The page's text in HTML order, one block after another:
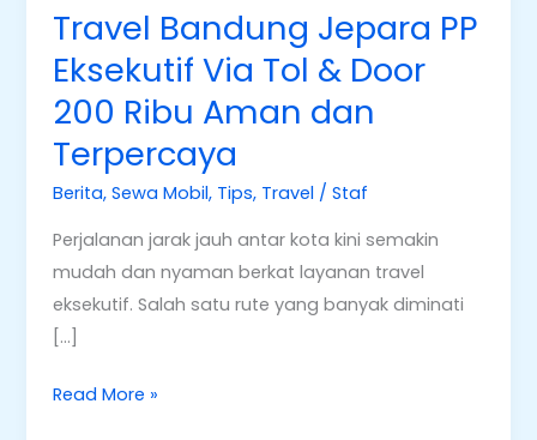
Travel Bandung Jepara PP
Eksekutif Via Tol & Door
200 Ribu Aman dan
Terpercaya
Berita,Sewa Mobil, Tips, Travel /Staf
Perjalanan jarak jauh antar kota kini semakin
mudah dan nyaman berkat layanan travel
eksekutif. Salah satu rute yang banyak diminati
[…]
200
Ribu
Aman
dan
Terpercaya
Read More »